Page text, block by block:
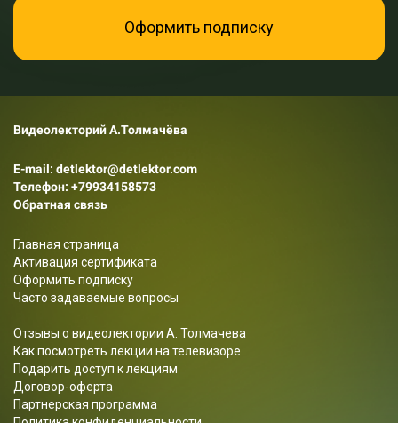
Оформить подписку
Видеолекторий А.Толмачёва
E-mail: detlektor@detlektor.com
Телефон: +79934158573
Обратная связь
Главная страница
Активация сертификата
Оформить подписку
Часто задаваемые вопросы
Отзывы о видеолектории А. Толмачева
Как посмотреть лекции на телевизоре
Подарить доступ к лекциям
Договор-оферта
Партнерская программа